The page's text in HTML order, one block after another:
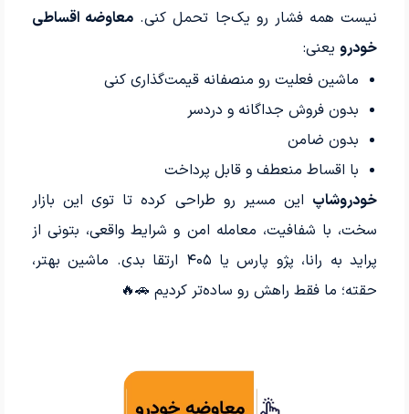
نیست همه فشار رو یک‌جا تحمل کنی.معاوضه اقساطی
خودرو یعنی:
ماشین فعلیت رو منصفانه قیمت‌گذاری کنی
بدون فروش جداگانه و دردسر
بدون ضامن
با اقساط منعطف و قابل پرداخت
خودروشاپ این مسیر رو طراحی کرده تا توی این بازار
سخت، با شفافیت، معامله امن و شرایط واقعی، بتونی از
پراید به رانا، پژو پارس یا ۴۰۵ ارتقا بدی. ماشین بهتر،
حقته؛ ما فقط راهش رو ساده‌تر کردیم 🚗🔥